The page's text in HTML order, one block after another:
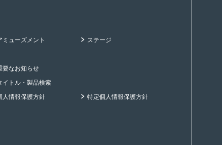
ミューズメント
ステージ
要なお知らせ
イトル・製品検索
人情報保護方針
特定個人情報保護方針